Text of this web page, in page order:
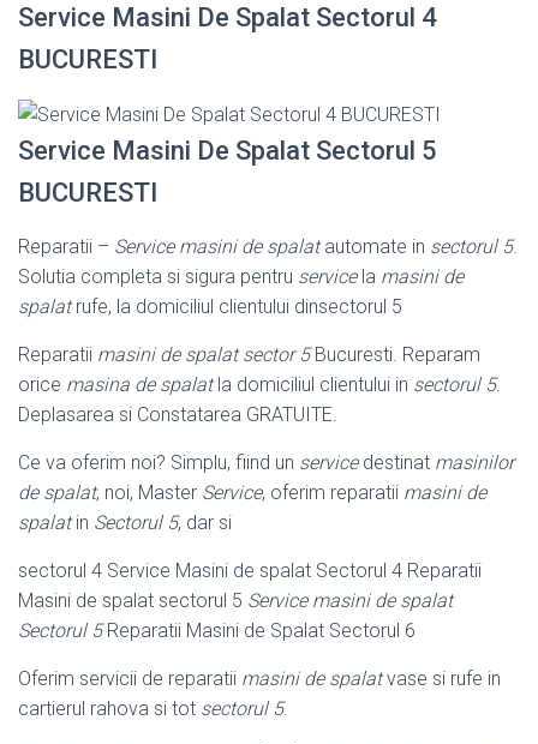
Service Masini De Spalat Sectorul 4
BUCURESTI
Service Masini De Spalat Sectorul 5
BUCURESTI
Reparatii – Service masini de spalatautomate in sectorul 5.
Solutia completa si sigura pentru servicela masini de
spalatrufe, la domiciliul clientului dinsectorul 5
Reparatii masini de spalat sector 5Bucuresti. Reparam
orice masina de spalatla domiciliul clientului in sectorul 5.
Deplasarea si Constatarea GRATUITE.
Ce va oferim noi? Simplu, fiind un servicedestinat masinilor
de spalat, noi, Master Service, oferim reparatii masini de
spalatin Sectorul 5, dar si
sectorul 4 Service Masini de spalat Sectorul 4 Reparatii
Masini de spalat sectorul 5 Service masini de spalat
Sectorul 5Reparatii Masini de Spalat Sectorul 6
Oferim servicii de reparatii masini de spalatvase si rufe in
cartierul rahova si tot sectorul 5.